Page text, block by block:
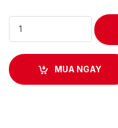
Máy Xịt Rửa Áp Lực Cao
MUA NGAY